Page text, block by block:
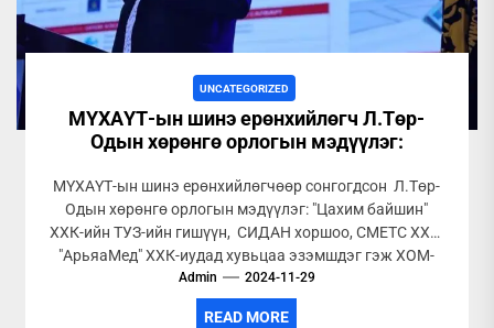
UNCATEGORIZED
МҮХАҮТ-ын шинэ ерөнхийлөгч Л.Төр-
Одын хөрөнгө орлогын мэдүүлэг:
МҮХАҮТ-ын шинэ ерөнхийлөгчөөр сонгогдсон Л.Төр-
Одын хөрөнгө орлогын мэдүүлэг: "Цахим байшин"
ХХК-ийн ТУЗ-ийн гишүүн, СИДАН хоршоо, СМЕТС ХХК,
"АрьяаМед" ХХК-иудад хувьцаа эзэмшдэг гэж ХОМ-
тээ мэдүүлжээ. Өөрийн...
Admin 2024-11-29
READ MORE